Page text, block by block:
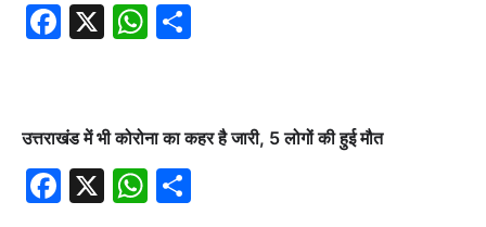
Facebook
X WhatsApp
उत्तराखंड में भी कोरोना का कहर है जारी‌, 5 लोगों की हुई मौत
Facebook
X WhatsApp